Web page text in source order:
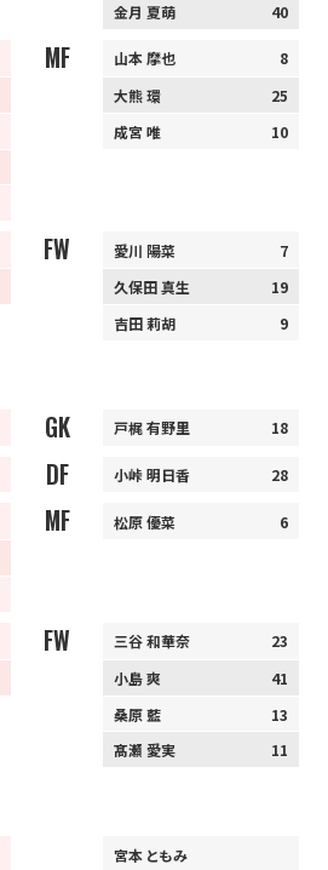
40
金月 夏萌
MF 8
山本 摩也
25
大熊 環
10
成宮 唯
FW 7
愛川 陽菜
19
久保田 真生
9
吉田 莉胡
GK 18
戸梶 有野里
DF 28
小峠 明日香
MF 6
松原 優菜
FW 23
三谷 和華奈
41
小島 爽
13
桑原 藍
11
髙瀬 愛実
宮本 ともみ